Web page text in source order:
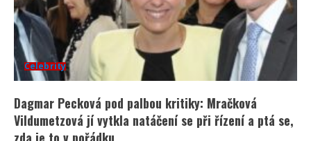
Celebrity
Dagmar Pecková pod palbou kritiky: Mračková
Vildumetzová jí vytkla natáčení se při řízení a ptá se,